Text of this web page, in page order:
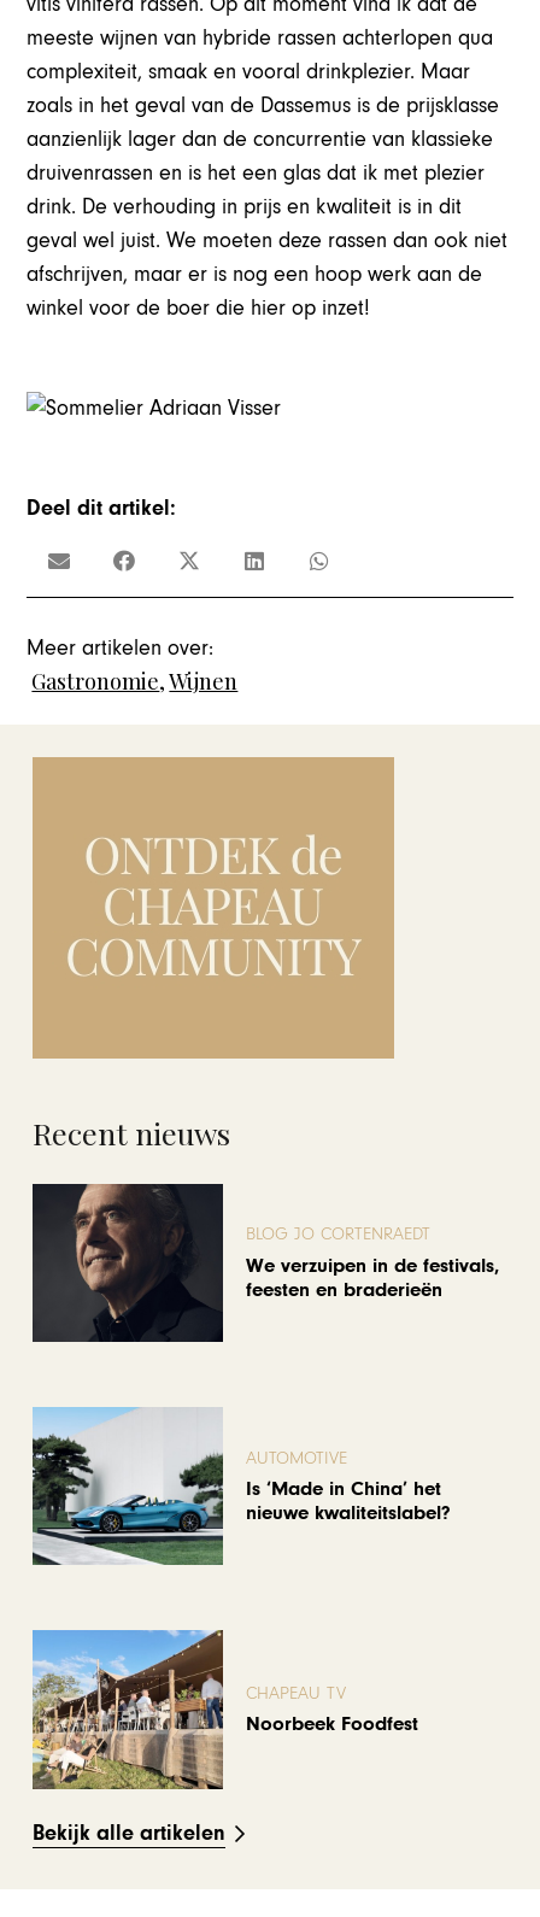
meeste wijnen van hybride rassen achterlopen qua
complexiteit, smaak en vooral drinkplezier. Maar
zoals in het geval van de Dassemus is de prijsklasse
aanzienlijk lager dan de concurrentie van klassieke
druivenrassen en is het een glas dat ik met plezier
drink. De verhouding in prijs en kwaliteit is in dit
geval wel juist. We moeten deze rassen dan ook niet
afschrijven, maar er is nog een hoop werk aan de
winkel voor de boer die hier op inzet!
Deel dit artikel:
Meer artikelen over:
Gastronomie,Wijnen
Recent nieuws
BLOG JO CORTENRAEDT
We verzuipen in de festivals,
feesten en braderieën
AUTOMOTIVE
Is ‘Made in China’ het
nieuwe kwaliteitslabel?
CHAPEAU TV
Noorbeek Foodfest
Bekijk alle artikelen